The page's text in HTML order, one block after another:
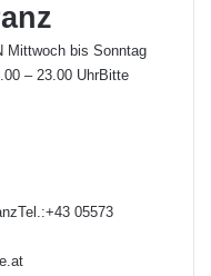
Mittwoch bis Sonntag
– 23.00 UhrBitte
05573